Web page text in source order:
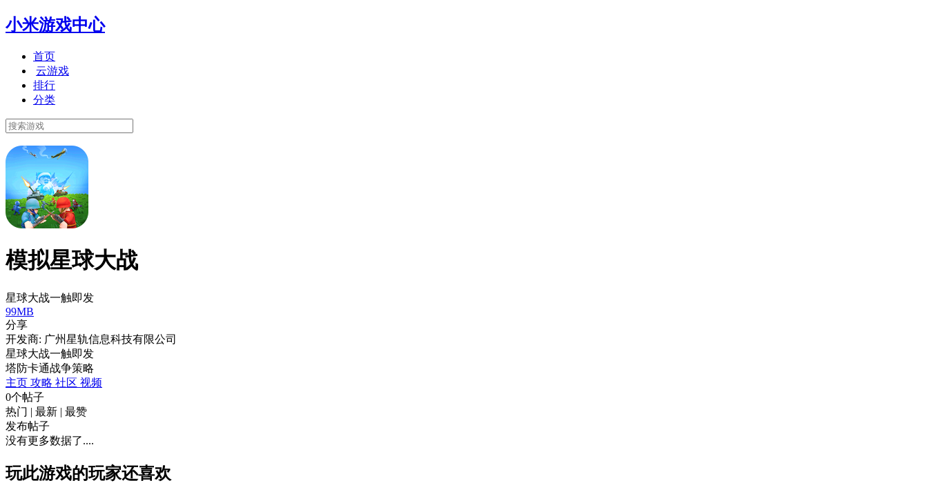
小米游戏中心
首页
云游戏
排行
分类
模拟星球大战
星球大战一触即发
99MB
分享
开发商: 广州星轨信息科技有限公司
星球大战一触即发
塔防卡通战争策略
主页 攻略 社区 视频
0个帖子
热门 | 最新 | 最赞
发布帖子
没有更多数据了....
玩此游戏的玩家还喜欢